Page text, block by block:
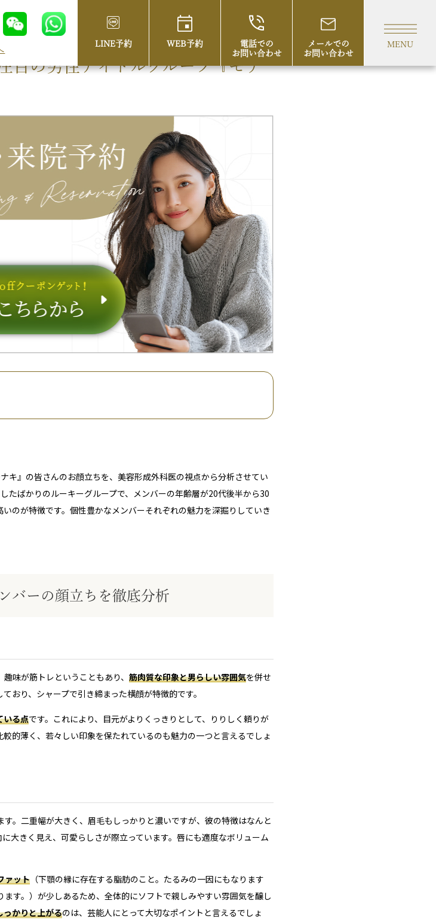
LINE予約 WEB予約
電話での
お問い合わせ
メールでの
お問い合わせ
MENU
目の男性アイドルグループ『モナ
キ』の皆さんのお顔立ちを、美容形成外科医の視点から分析させてい
たばかりのルーキーグループで、メンバーの年齢層が20代後半から30
のが特徴です。個性豊かなメンバーそれぞれの魅力を深掘りしていき
バーの顔立ちを徹底分析
味が筋トレということもあり、 筋肉質な印象と男らしい雰囲気を併せ
おり、シャープで引き締まった横顔が特徴的です。
いる点です。これにより、目元がよりくっきりとして、りりしく頼りが
的薄く、若々しい印象を保たれているのも魅力の一つと言えるでしょ
す。二重幅が大きく、眉毛もしっかりと濃いですが、彼の特徴はなんと
大きく見え、可愛らしさが際立っています。唇にも適度なボリューム
ァット （下顎の縁に存在する脂肪のこと。たるみの一因にもなります
す。）が少しあるため、全体的にソフトで親しみやすい雰囲気を醸し
っかりと上がるのは、芸能人にとって大切なポイントと言えるでしょ